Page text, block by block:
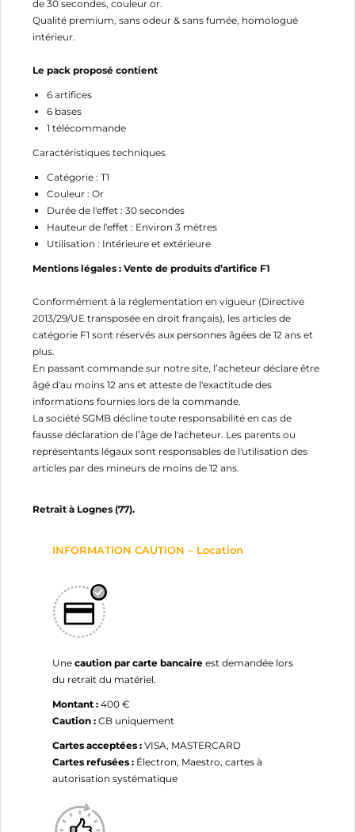
de 30 secondes, couleur or.
Qualité premium, sans odeur & sans fumée, homologué
intérieur.
Le pack proposé contient
6 artifices
6 bases
1 télécommande
Caractéristiques techniques
Catégorie : T1
Couleur : Or
Durée de l'effet : 30 secondes
Hauteur de l'effet : Environ 3 mètres
Utilisation : Intérieure et extérieure
Mentions légales : Vente de produits d’artifice F1
Conformément à la réglementation en vigueur (Directive
2013/29/UE transposée en droit français), les articles de
catégorie F1 sont réservés aux personnes âgées de 12 ans et
plus.
En passant commande sur notre site, l’acheteur déclare être
âgé d'au moins 12 ans et atteste de l'exactitude des
informations fournies lors de la commande.
La société SGMB décline toute responsabilité en cas de
fausse déclaration de l’âge de l'acheteur. Les parents ou
représentants légaux sont responsables de l'utilisation des
articles par des mineurs de moins de 12 ans.
Retrait à Lognes (77).
INFORMATION CAUTION – Location
Une caution par carte bancaire est demandée lors
du retrait du matériel.
Montant : 400 €
Caution : CB uniquement
Cartes acceptées : VISA, MASTERCARD
Cartes refusées : Électron, Maestro, cartes à
autorisation systématique
MES LISTES
CRÉER UNE LISTE D'ENVIES
NOM DE LA LISTE D'ENVIES
Annuler
Vous devez être connecté pour ajouter des produits
à votre liste d'envies.